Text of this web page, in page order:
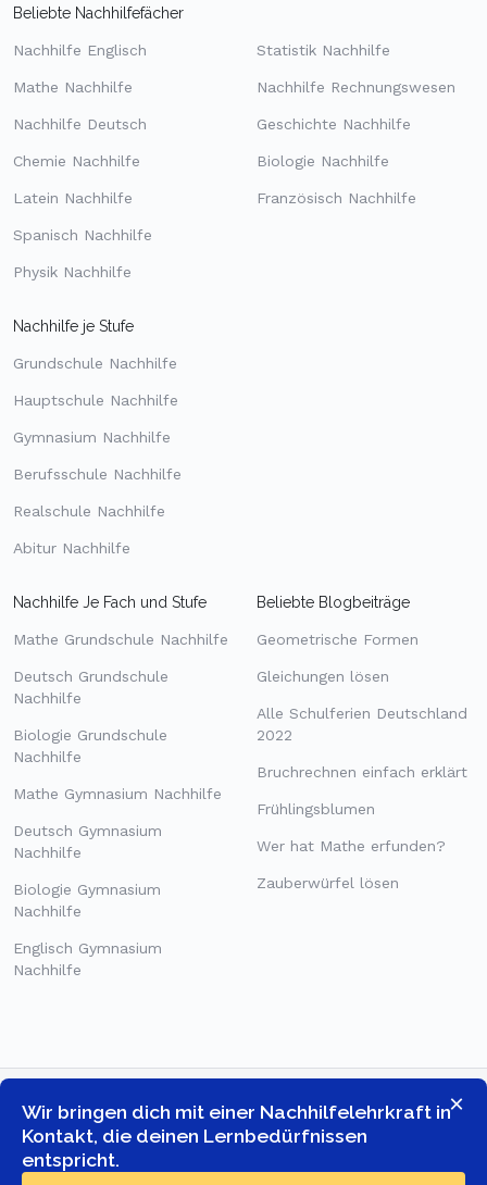
×
Wir bringen dich mit einer Nachhilfelehrkraft in
Kontakt, die deinen Lernbedürfnissen
entspricht.
Beliebte Nachhilfefächer
Nachhilfe Englisch
Mathe Nachhilfe
Nachhilfe Deutsch
Chemie Nachhilfe
Latein Nachhilfe
Spanisch Nachhilfe
Physik Nachhilfe
Statistik Nachhilfe
Nachhilfe Rechnungswesen
Geschichte Nachhilfe
Biologie Nachhilfe
Französisch Nachhilfe
Nachhilfe je Stufe
Grundschule Nachhilfe
Hauptschule Nachhilfe
Gymnasium Nachhilfe
Berufsschule Nachhilfe
Realschule Nachhilfe
Abitur Nachhilfe
Nachhilfe Je Fach und Stufe
Mathe Grundschule Nachhilfe
Deutsch Grundschule
Nachhilfe
Biologie Grundschule
Nachhilfe
Mathe Gymnasium Nachhilfe
Deutsch Gymnasium
Nachhilfe
Biologie Gymnasium
Nachhilfe
Englisch Gymnasium
Nachhilfe
Beliebte Blogbeiträge
Geometrische Formen
Gleichungen lösen
Alle Schulferien Deutschland
2022
Bruchrechnen einfach erklärt
Frühlingsblumen
Wer hat Mathe erfunden?
Zauberwürfel lösen